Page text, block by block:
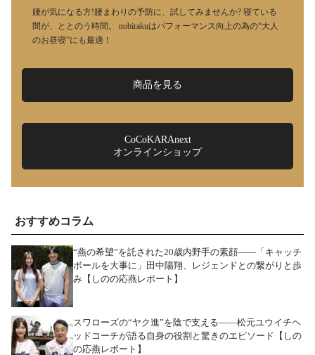
腰が気になる方!腰まわりの予防に、試してみませんか? 寝ている
間が、ととのう時間。 nobirakuはパフォーマンス向上の為の“大人
のお昼寝”にも最適！
商品を見る
CoCoKARAnext
オンラインショップ
おすすめコラム
“燕の希望”を託された20歳内野手の素顔――「キャッチ
ボールを大事に」田中陽翔、レジェンドとの繋がりと歩
み【しのの応燕レポート】
スワローズの“ヤク進”を陰で支える――松元ユウイチヘ
ッドコーチが語る自身の役割と驚きのエピソード【しの
の応燕レポート】